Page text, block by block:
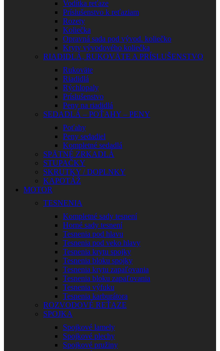
Vodítka reťaze
Príslušenstvo k reťaziam
Rozety
Koliečka
Opravná sada pod vývod. koliečko
Kryty vývodového koliečka
RIADIDLÁ, RUKOVÄTE A PRÍSLUŠENSTVO
Rukoväte
Riadidlá
Rýchlopaly
Príslušenstvo
Peny na riadidlá
SEDADLÁ – POŤAHY – PENY
Poťahy
Peny sedadiel
Kompletné sedadlá
SPÄTNÉ ZRKADLÁ
STUPAČKY
SKRUTKY / DOPLNKY
KAPOTÁŽ
MOTOR
TESNENIA
Kompletné sady tesnení
Horné sady tesnení
Tesnenia pod hlavu
Tesnenia pod veko hlavy
Tesnenia krytu spojky
Tesnenia bloku spojky
Tesnenia krytu zapaľovania
Tesnenia bloku zapaľovania
Tesnenia výfuku
Tesnenia karburátora
ROZVODOVÉ REŤAZE
SPOJKA
Spojkové lamely
Spojkové plechy
Spojkové pružiny